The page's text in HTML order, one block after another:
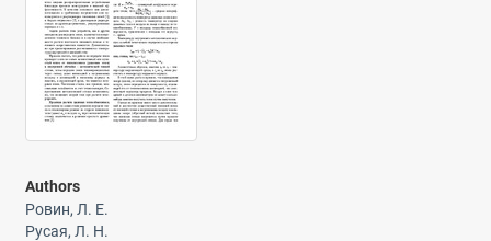
Authors
Ровин, Л. Е.
Русая, Л. Н.